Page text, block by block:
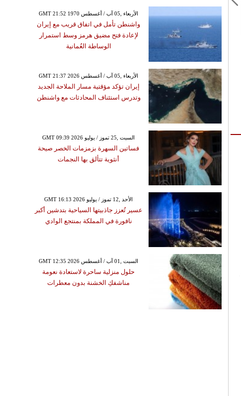
GMT 21:52 1970 الأربعاء ,05 آب / أغسطس
واشنطن تأمل في اتفاق قريب مع إيران
لإعادة فتح مضيق هرمز وسط استمرار
الوساطة العُمانية
GMT 21:37 2026 الأربعاء ,05 آب / أغسطس
إيران تؤكد مؤقتية مسار الملاحة الجديد
وتدرس استئناف المحادثات مع واشنطن
GMT 09:39 2026 السبت ,25 تموز / يوليو
فساتين السهرة بزمزمات الخصر صيحة
أنثوية تتألق بها النجمات
GMT 16:13 2026 الأحد ,12 تموز / يوليو
عسير تُعزز جاذبيتها السياحية بتدشين أكبر
نافورة في المملكة بمنتجع الوادي
GMT 12:35 2026 السبت ,01 آب / أغسطس
حلول منزلية ساحرة لاستعادة نعومة
مناشفكِ الخشنة بدون معطرات